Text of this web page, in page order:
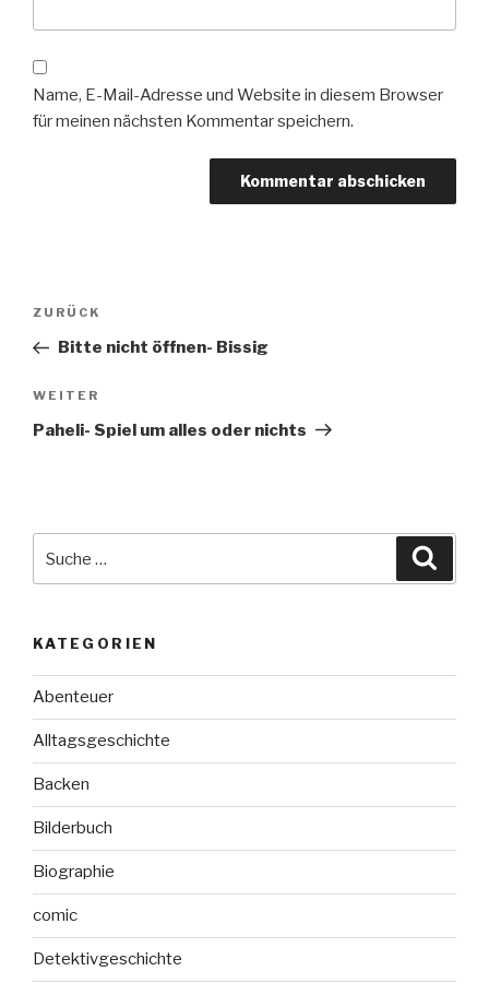
Name, E-Mail-Adresse und Website in diesem Browser
für meinen nächsten Kommentar speichern.
Beitragsnavigation
Vorheriger
Beitrag
ZURÜCK
Bitte nicht öffnen- Bissig
Nächster
Beitrag
WEITER
Paheli- Spiel um alles oder nichts
nach:
KATEGORIEN
Abenteuer
Alltagsgeschichte
Backen
Bilderbuch
Biographie
comic
Detektivgeschichte